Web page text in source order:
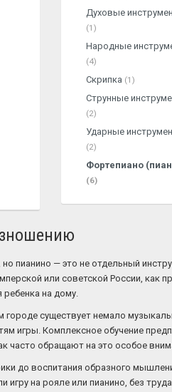
Духовые
(1)
Народные
(4)
Скрипка (1)
Струнные
(2)
Ударные
(2)
Фортепиано
(6)
пианино — это не отдельный
или советской России, как
ребенка на дому.
городе существует немало
игры. Комплексное обучение
часто обращают на это особое
до воспитания образного
на рояле или пианино, без труда